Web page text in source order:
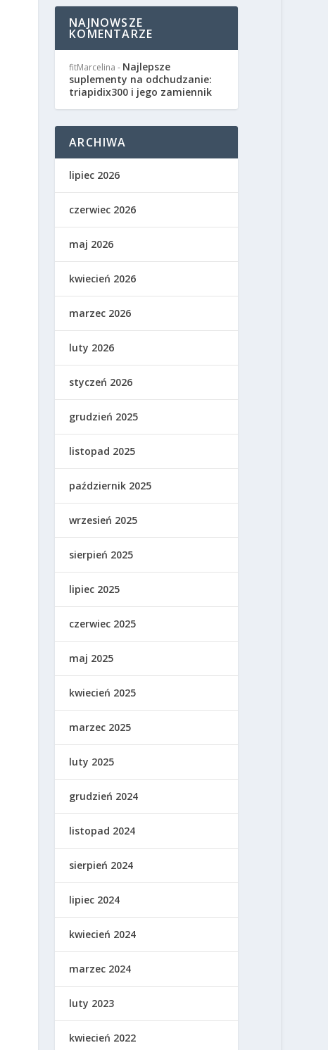
NAJNOWSZE
KOMENTARZE
fitMarcelina - Najlepsze
suplementy na odchudzanie:
triapidix300 i jego zamiennik
ARCHIWA
lipiec 2026
czerwiec 2026
maj 2026
kwiecień 2026
marzec 2026
luty 2026
styczeń 2026
grudzień 2025
listopad 2025
październik 2025
wrzesień 2025
sierpień 2025
lipiec 2025
czerwiec 2025
maj 2025
kwiecień 2025
marzec 2025
luty 2025
grudzień 2024
listopad 2024
sierpień 2024
lipiec 2024
kwiecień 2024
marzec 2024
luty 2023
kwiecień 2022